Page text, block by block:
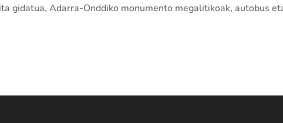
gidatua, Adarra-Onddiko monumento megalitikoak, autobus